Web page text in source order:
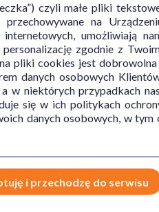
czyli małe pliki
na
umożliwiają
zgodnie z
pliki cookies jest
danych osobowych
w niektórych przypadkach
się w ich politykach
danych osobowych, w tym
i przechodzę do serwisu